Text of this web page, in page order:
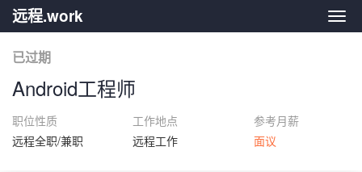
远
远程.work
已过期
Android工程师
职位性质
远程全职/兼职
工作地点
远程工作
参考月薪
面议